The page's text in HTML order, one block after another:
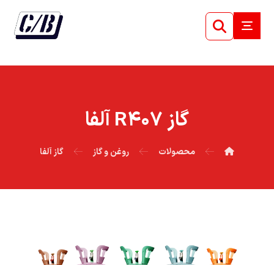
گاز R۴۰۷ آلفا
محصولات روغن و گاز گاز آلفا